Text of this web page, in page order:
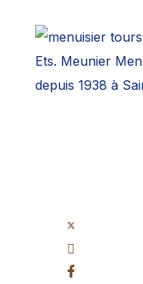
Ets. Meunier
depuis 1938 à